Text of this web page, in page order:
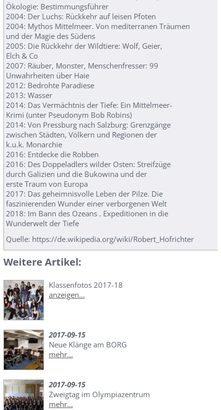
Ökologie: Bestimmungsführer
2004: Der Luchs: Rückkehr auf leisen Pfoten
2004: Mythos Mittelmeer. Von mediterranen Träumen
und der Magie des Südens
2005: Die Rückkehr der Wildtiere: Wolf, Geier,
Elch & Co
2007: Räuber, Monster, Menschenfresser: 99
Unwahrheiten über Haie
2012: Bedrohte Paradiese
2013: Wasser
2014: Das Vermächtnis der Tiefe: Ein Mittelmeer-
Krimi (unter Pseudonym Bob Robins)
2014: Von Pressburg nach Salzburg: Grenzgänge
zwischen Städten, Völkern und Regionen der
k.u.k. Monarchie
2016: Entdecke die Robben
2016: Des Doppeladlers wilder Osten: Streifzüge
durch Galizien und die Bukowina und der
erste Traum von Europa
2017: Das geheimnisvolle Leben der Pilze. Die
faszinierenden Wunder einer verborgenen Welt
2018: Im Bann des Ozeans . Expeditionen in die
Wunderwelt der Tiefe
Quelle: https://de.wikipedia.org/wiki/Robert_Hofrichter
Weitere Artikel:
Klassenfotos 2017-18
anzeigen...
2017-09-15
Neue Klänge am BORG
mehr...
2017-09-15
Zweigtag im Olympiazentrum
mehr...